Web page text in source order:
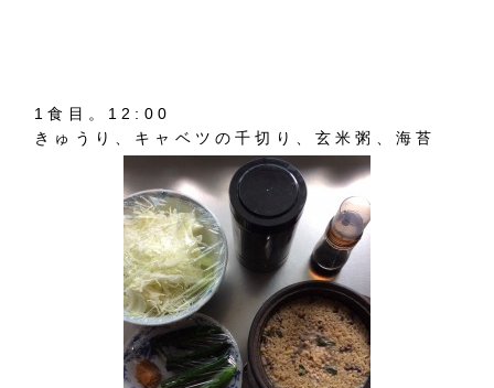
1食目。12:00
きゅうり、キャベツの千切り、玄米粥、海苔